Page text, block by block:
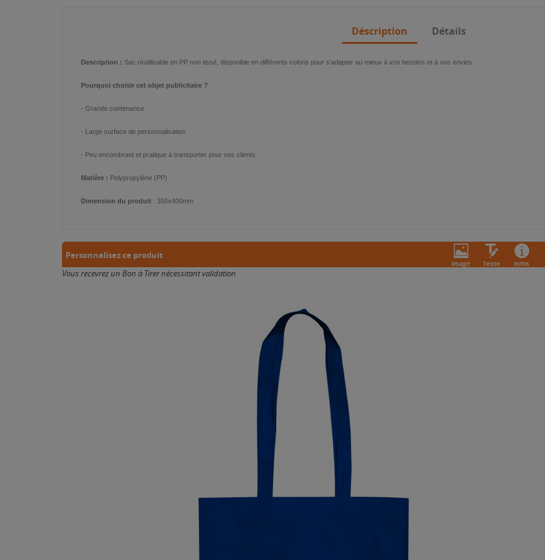
Déscription Détails
Description : Sac réutilisable en PP non tissé, disponible en différents coloris pour s'adapter au mieux à vos besoins et à vos envies.
Pourquoi choisir cet objet publicitaire ?
- Grande contenance
- Large surface de personnalisation
- Peu encombrant et pratique à transporter pour vos clients
Matière : Polypropylène (PP)
Dimension du produit : 350x400mm
Personnalisez ce produit
Image Texte Infos
Vous recevrez un Bon à Tirer nécessitant validation